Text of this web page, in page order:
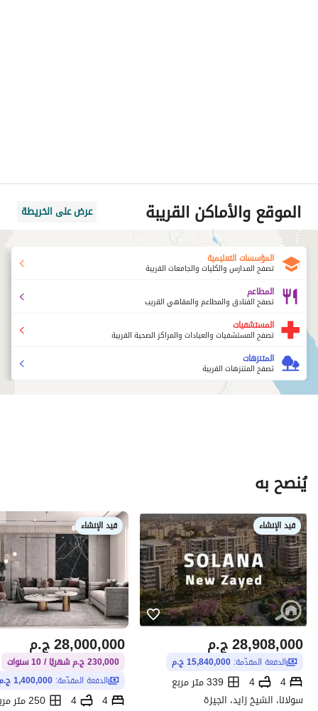
الموقع والأماكن القريبة عرض على الخريطة
المؤسسات التعليمية
تصفح المدارس والكليات والجامعات القريبة
المطاعم
تصفح الفنادق والمطاعم والمقاهي القريب
المستشفيات
تصفح المستشفيات والعيادات والمراكز الصحية القريبة
المتنزهات
تصفح المتنزهات القريبة
يُنصح به
قيد الإنشاء
ج.م28,908,000
الدفعة المقدّمة: 15,840,000 ج.م
4
4
339 متر مربع
سولانا، الشيخ زايد، الجيزة
قيد الإنشاء
ج.م28,000,000
230,000 ج.م شهريًا / 10 سنوات
الدفعة المقدّمة: 1,400,000 ج.م
4
4
250 متر مربع